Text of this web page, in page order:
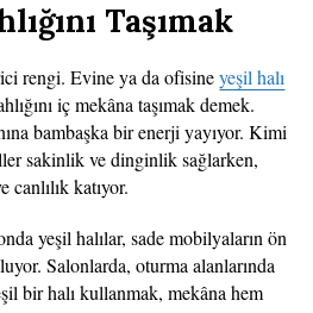
Taşımak
rengi. Evine ya da ofisineyeşil halı
iç mekâna taşımak demek.
bambaşka bir enerji yayıyor. Kimi
sakinlik ve dinginlik sağlarken,
canlılık katıyor.
yeşil halılar, sade mobilyaların ön
Salonlarda, oturma alanlarında
bir halı kullanmak, mekâna hem